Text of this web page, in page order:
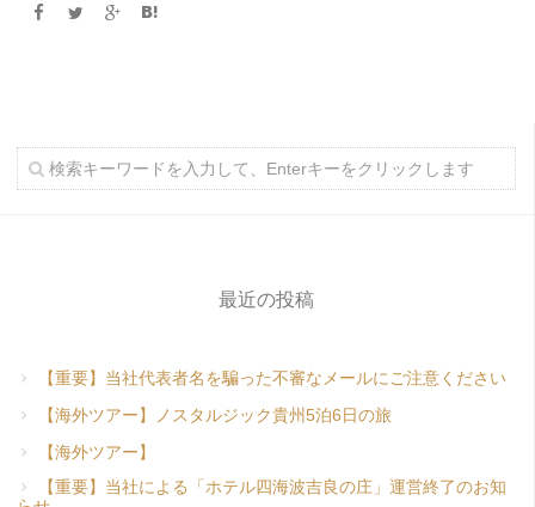
最近の投稿
【重要】当社代表者名を騙った不審なメールにご注意ください
【海外ツアー】ノスタルジック貴州5泊6日の旅
【海外ツアー】
【重要】当社による「ホテル四海波吉良の庄」運営終了のお知